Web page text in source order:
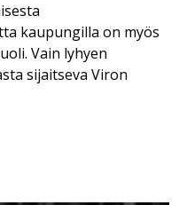
kaupungilla on myös
Vain lyhyen
sijaitseva Viron